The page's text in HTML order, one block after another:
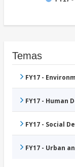
Temas
FY17 -
FY17 - Human
FY17 - Social
FY17 - Urban